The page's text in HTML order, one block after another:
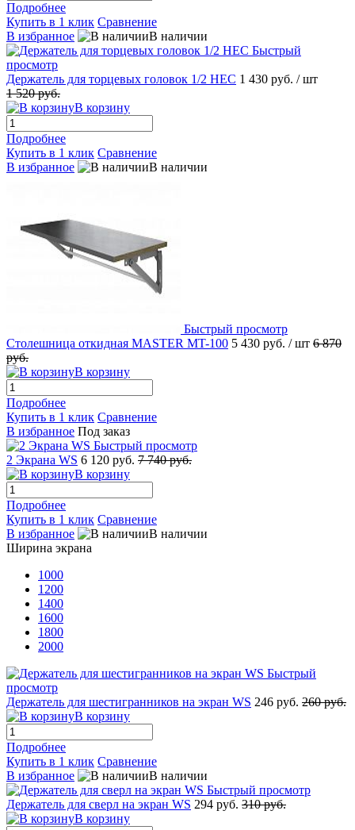
Подробнее
Купить в 1 клик Сравнение
В избранное
В наличии
Быстрый
просмотр
Держатель для торцевых головок 1/2 НЕС 1 430 руб. / шт
1 520 руб.
В корзину
Подробнее
Купить в 1 клик Сравнение
В избранное
В наличии
Быстрый просмотр
Столешница откидная MASTER MT-100 5 430 руб. / шт 6 870
руб.
В корзину
Подробнее
Купить в 1 клик Сравнение
В избранное Под заказ
Быстрый просмотр
2 Экрана WS 6 120 руб. 7 740 руб.
В корзину
Подробнее
Купить в 1 клик Сравнение
В избранное
В наличии
Ширина экрана
1000
1200
1400
1600
1800
2000
Быстрый
просмотр
Держатель для шестигранников на экран WS 246 руб. 260 руб.
В корзину
Подробнее
Купить в 1 клик Сравнение
В избранное
В наличии
Быстрый просмотр
Держатель для сверл на экран WS 294 руб. 310 руб.
В корзину